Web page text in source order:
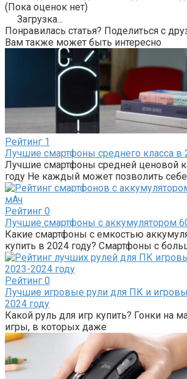
(Пока оценок нет)
Загрузка...
Понравилась статья? Поделиться с
Вам также может быть интересно
Рейтинг 1
Лучшие смартфоны среднего класса в
Лучшие смартфоны средней ценовой
году Не каждый может позволить
Рейтинг 0
Лучшие смартфоны с аккумулятором
Какие смартфоны с емкостью
купить в 2024 году? Смартфоны с
Рейтинг 0
Лучшие игровые рули для ПК и
2024 году
Какой руль для игр купить? Гонки на
игры, в которых даже